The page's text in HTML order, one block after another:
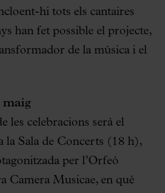
hi tots els cantaires
han fet possible el projecte,
de la música i el
maig
les celebracions serà el
la Sala de Concerts (18 h),
per l’Orfeó
Camera Musicae, en què